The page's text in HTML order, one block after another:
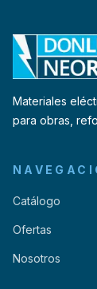
Materiales
para obras,
Catálogo
Ofertas
Nosotros